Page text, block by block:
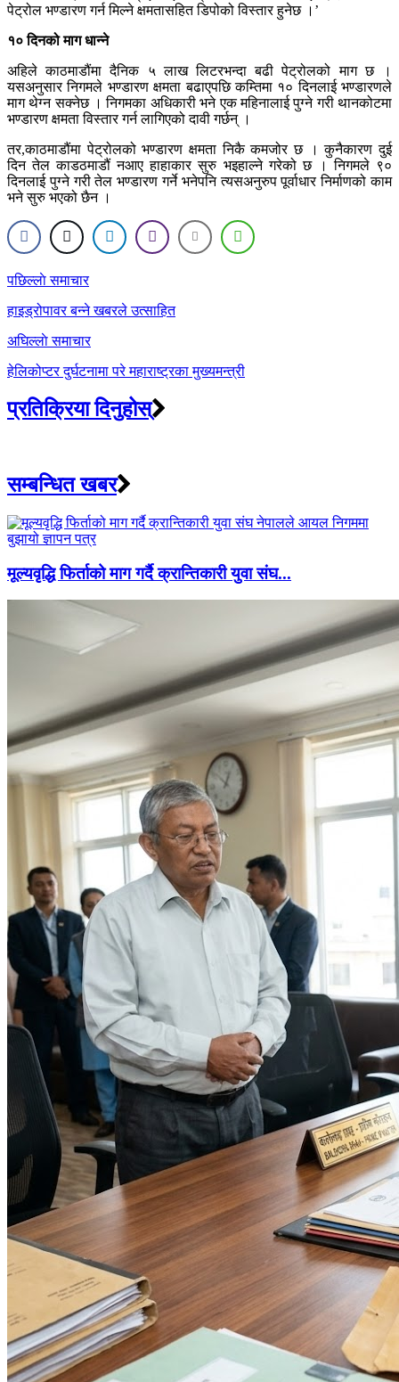
पेट्रोल भण्डारण गर्न मिल्ने क्षमतासहित डिपोको विस्तार हुनेछ ।’
१० दिनको माग धान्ने
अहिले काठमाडौंमा दैनिक ५ लाख लिटरभन्दा बढी पेट्रोलको माग छ ।
यसअनुसार निगमले भण्डारण क्षमता बढाएपछि कम्तिमा १० दिनलाई भण्डारणले
माग थेग्न सक्नेछ । निगमका अधिकारी भने एक महिनालाई पुग्ने गरी थानकोटमा
भण्डारण क्षमता विस्तार गर्न लागिएको दावी गर्छन् ।
तर,काठमाडौंमा पेट्रोलको भण्डारण क्षमता निकै कमजोर छ । कुनैकारण दुई
दिन तेल काडठमाडौं नआए हाहाकार सुरु भइहाल्ने गरेको छ । निगमले ९०
दिनलाई पुग्ने गरी तेल भण्डारण गर्ने भनेपनि त्यसअनुरुप पूर्वाधार निर्माणको काम
भने सुरु भएको छैन ।
Post
navigation
पछिल्लाे समाचार
हाइड्रोपावर बन्ने खबरले उत्साहित
अघिल्लाे समाचार
हेलिकोप्टर दुर्घटनामा परे महाराष्ट्रका मुख्यमन्त्री
प्रतिक्रिया दिनुहोस्
सम्बन्धित खबर
मूल्यवृद्धि फिर्ताको माग गर्दै क्रान्तिकारी युवा संघ...